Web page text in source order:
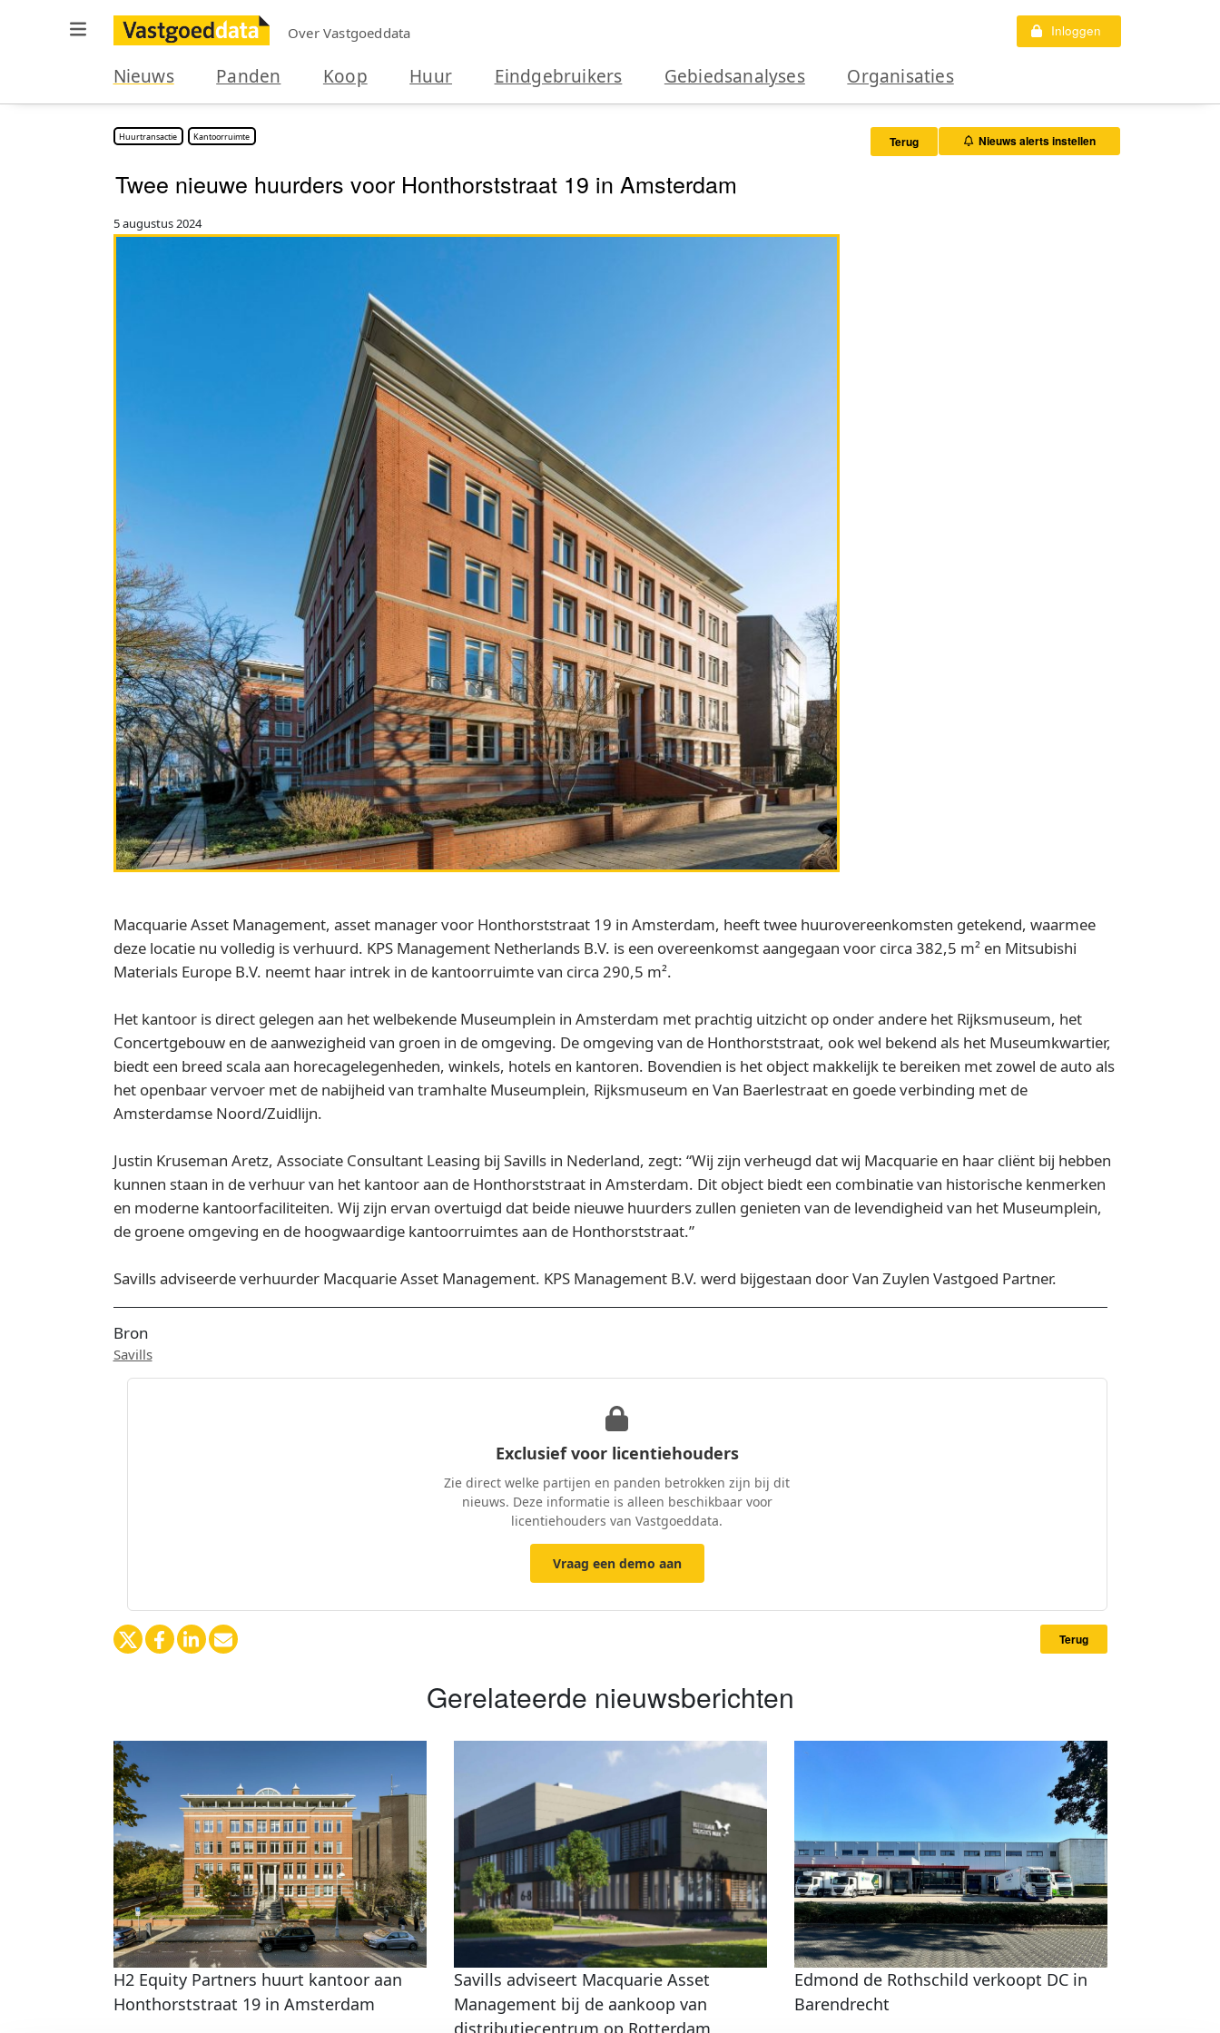
Over Vastgoeddata Inloggen
Nieuws Panden Koop Huur Eindgebruikers Gebiedsanalyses Organisaties
Huurtransactie Kantoorruimte Terug Nieuws alerts instellen
Twee nieuwe huurders voor Honthorststraat 19 in Amsterdam
5 augustus 2024
Macquarie Asset Management, asset manager voor Honthorststraat 19 in Amsterdam, heeft twee huurovereenkomsten getekend, waarmee
deze locatie nu volledig is verhuurd. KPS Management Netherlands B.V. is een overeenkomst aangegaan voor circa 382,5 m² en Mitsubishi
Materials Europe B.V. neemt haar intrek in de kantoorruimte van circa 290,5 m².
Het kantoor is direct gelegen aan het welbekende Museumplein in Amsterdam met prachtig uitzicht op onder andere het Rijksmuseum, het
Concertgebouw en de aanwezigheid van groen in de omgeving. De omgeving van de Honthorststraat, ook wel bekend als het Museumkwartier,
biedt een breed scala aan horecagelegenheden, winkels, hotels en kantoren. Bovendien is het object makkelijk te bereiken met zowel de auto als
het openbaar vervoer met de nabijheid van tramhalte Museumplein, Rijksmuseum en Van Baerlestraat en goede verbinding met de
Amsterdamse Noord/Zuidlijn.
Justin Kruseman Aretz, Associate Consultant Leasing bij Savills in Nederland, zegt: “Wij zijn verheugd dat wij Macquarie en haar cliënt bij hebben
kunnen staan in de verhuur van het kantoor aan de Honthorststraat in Amsterdam. Dit object biedt een combinatie van historische kenmerken
en moderne kantoorfaciliteiten. Wij zijn ervan overtuigd dat beide nieuwe huurders zullen genieten van de levendigheid van het Museumplein,
de groene omgeving en de hoogwaardige kantoorruimtes aan de Honthorststraat.”
Savills adviseerde verhuurder Macquarie Asset Management. KPS Management B.V. werd bijgestaan door Van Zuylen Vastgoed Partner.
Bron
Savills
Exclusief voor licentiehouders
Zie direct welke partijen en panden betrokken zijn bij dit
nieuws. Deze informatie is alleen beschikbaar voor
licentiehouders van Vastgoeddata.
Vraag een demo aan
Terug
Gerelateerde nieuwsberichten
H2 Equity Partners huurt kantoor aan
Honthorststraat 19 in Amsterdam
Savills adviseert Macquarie Asset
Management bij de aankoop van
distributiecentrum op Rotterdam
Edmond de Rothschild verkoopt DC in
Barendrecht